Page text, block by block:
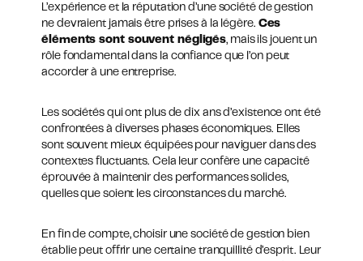
L’expérience et la réputation d’une société de gestion
ne devraient jamais être prises à la légère. Ces
éléments sont souvent négligés, mais ils jouent un
rôle fondamental dans la confiance que l’on peut
accorder à une entreprise.
Les sociétés qui ont plus de dix ans d’existence ont été
confrontées à diverses phases économiques. Elles
sont souvent mieux équipées pour naviguer dans des
contextes fluctuants. Cela leur confère une capacité
éprouvée à maintenir des performances solides,
quelles que soient les circonstances du marché.
En fin de compte, choisir une société de gestion bien
établie peut offrir une certaine tranquillité d’esprit. Leur